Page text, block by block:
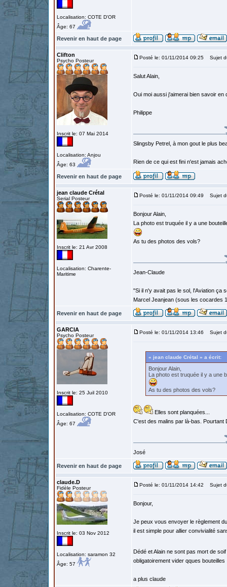
Localisation: COTE D'OR
Âge: 67
Revenir en haut de page
Clifton
Psycho Posteur
Inscrit le: 07 Mai 2014
Localisation: Anjou
Âge: 63
Posté le: 01/11/2014 09:25 Sujet
Salut Alain,
Oui moi aussi j'aimerai bien savoir
Philippe
Slingsby Petrel, à mon gout le plus
Rien de ce qui est fini n'est jamais
Revenir en haut de page
jean claude Crétal
Serial Posteur
Inscrit le: 21 Avr 2008
Localisation: Charente-
Maritime
Posté le: 01/11/2014 09:49 Sujet
Bonjour Alain,
La photo est truquée il y a une
As tu des photos des vols?
Jean-Claude
"Si il n'y avait pas le sol, l'Aviation ça
Marcel Jeanjean (sous les cocardes
Revenir en haut de page
GARCIA
Psycho Posteur
Inscrit le: 25 Juil 2010
Localisation: COTE D'OR
Âge: 67
Posté le: 01/11/2014 13:46 Sujet
« jean claude Crétal » a écrit:
Bonjour Alain,
La photo est truquée il y a une
As tu des photos des vols?
Elles sont planquées...
C'est des malins par là-bas. Pourtant
José
Revenir en haut de page
claude.D
Fidèle Posteur
Inscrit le: 03 Nov 2012
Localisation: saramon 32
Âge: 57
Posté le: 01/11/2014 14:42 Sujet
Bonjour,
Je peux vous envoyer le règlement
il est simple pour allier convivialité
Dédé et Alain ne sont pas mort de
obligatoirement vider qques bouteilles
a plus claude